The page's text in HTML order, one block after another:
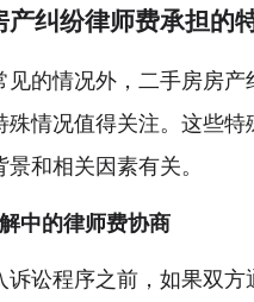
产纠纷律师费承担的
见的情况外，二手房房产
殊情况值得关注。这些特
和相关因素有关。
中的律师费协商
诉讼程序之前，如果双方